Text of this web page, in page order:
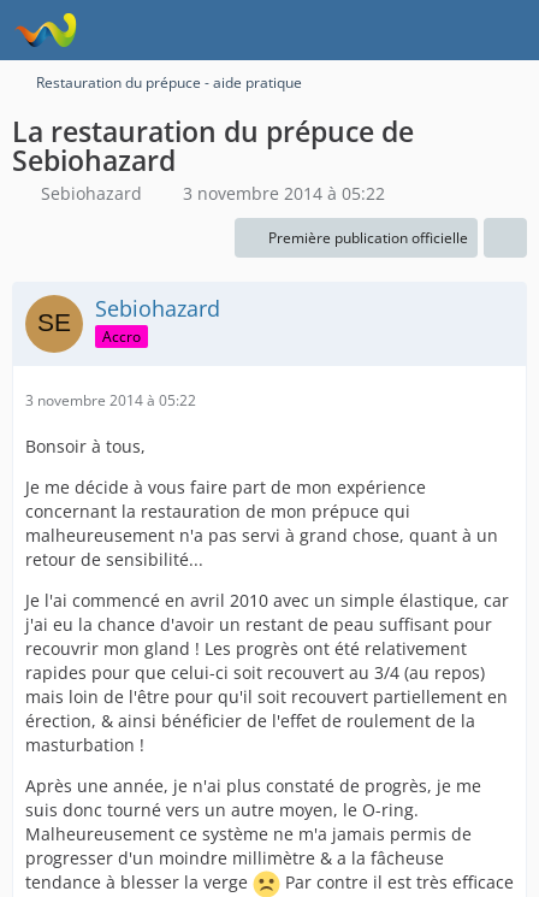
Restauration du prépuce - aide pratique
La restauration du prépuce de
Sebiohazard
Sebiohazard 3 novembre 2014 à 05:22
Première publication officielle
Sebiohazard
Accro
3 novembre 2014 à 05:22
Bonsoir à tous,
Je me décide à vous faire part de mon expérience
concernant la restauration de mon prépuce qui
malheureusement n'a pas servi à grand chose, quant à un
retour de sensibilité...
Je l'ai commencé en avril 2010 avec un simple élastique, car
j'ai eu la chance d'avoir un restant de peau suffisant pour
recouvrir mon gland ! Les progrès ont été relativement
rapides pour que celui-ci soit recouvert au 3/4 (au repos)
mais loin de l'être pour qu'il soit recouvert partiellement en
érection, & ainsi bénéficier de l'effet de roulement de la
masturbation !
Après une année, je n'ai plus constaté de progrès, je me
suis donc tourné vers un autre moyen, le O-ring.
Malheureusement ce système ne m'a jamais permis de
progresser d'un moindre millimètre & a la fâcheuse
tendance à blesser la verge
Par contre il est très efficace